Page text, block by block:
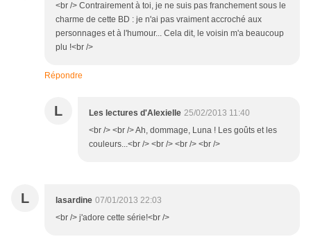
<br /> Contrairement à toi, je ne suis pas franchement sous le
charme de cette BD : je n'ai pas vraiment accroché aux
personnages et à l'humour... Cela dit, le voisin m'a beaucoup
plu !<br />
Répondre
L Les lectures d'Alexielle 25/02/2013 11:40
<br /> <br /> Ah, dommage, Luna ! Les goûts et les
couleurs...<br /> <br /> <br /> <br />
L lasardine 07/01/2013 22:03
<br /> j'adore cette série!<br />